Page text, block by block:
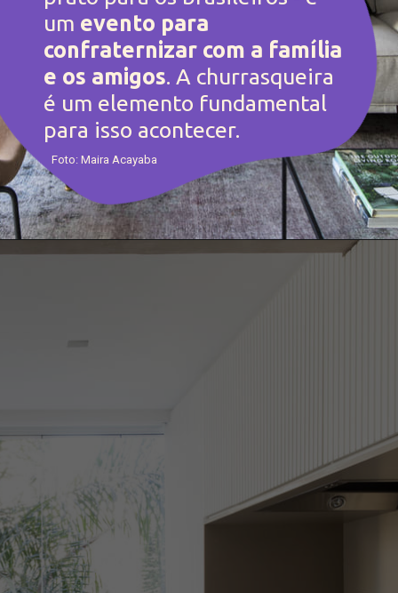
um evento para
confraternizar com a família
e os amigos. A churrasqueira
é um elemento fundamental
para isso acontecer.
Foto: Maira Acayaba